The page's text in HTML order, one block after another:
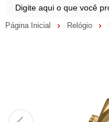
Página Inicial Relógio